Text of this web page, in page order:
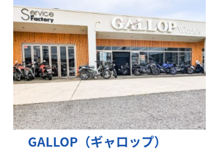
GALLOP（ギャロップ）